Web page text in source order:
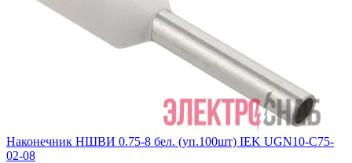
Наконечник НШВИ 0.75-8 бел. (уп.100шт) IEK UGN10-C75-
02-08